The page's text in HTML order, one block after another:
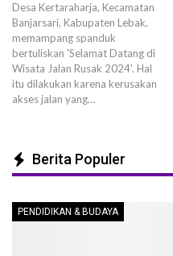
Desa Kertaraharja, Kecamatan
Banjarsari, Kabupaten Lebak,
memampang spanduk
bertuliskan 'Selamat Datang di
Wisata Jalan Rusak 2024'. Hal
itu dilakukan karena kerusakan
akses jalan yang…
Berita Populer
PENDIDIKAN & BUDAYA